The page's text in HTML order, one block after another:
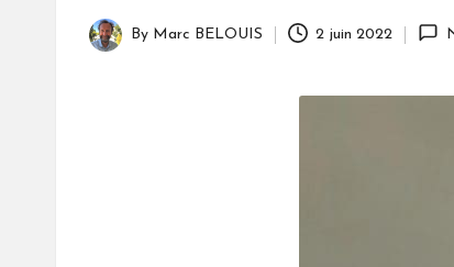
Posted
By Marc BELOUIS 2 juin 2022